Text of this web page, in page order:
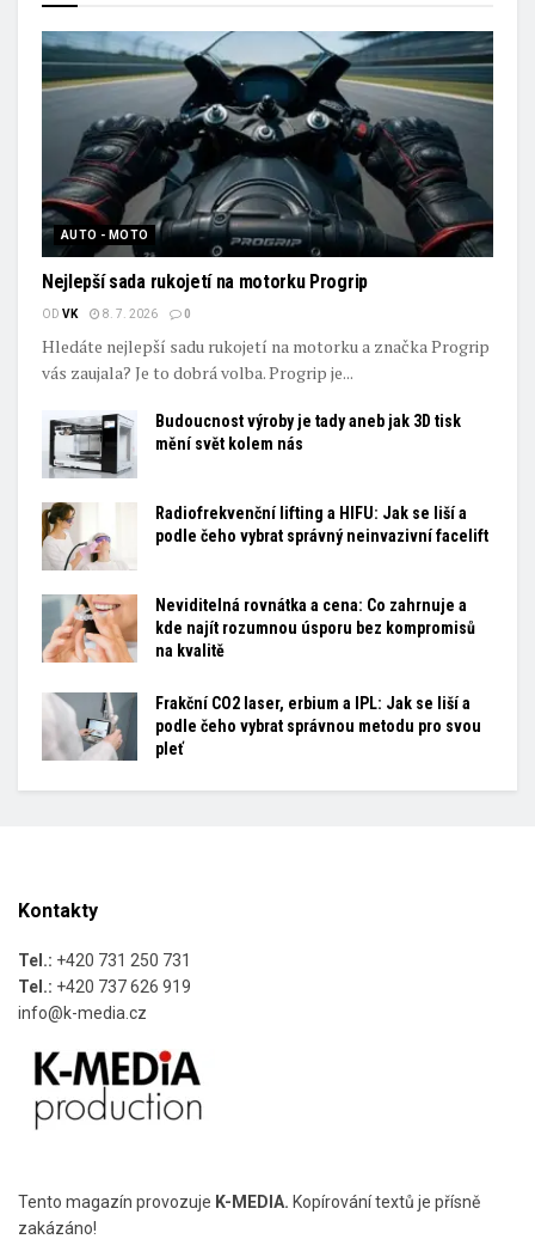
AUTO - MOTO
Nejlepší sada rukojetí na motorku Progrip
OD VK 8. 7. 2026 0
Hledáte nejlepší sadu rukojetí na motorku a značka Progrip
vás zaujala? Je to dobrá volba. Progrip je...
Budoucnost výroby je tady aneb jak 3D tisk
mění svět kolem nás
Radiofrekvenční lifting a HIFU: Jak se liší a
podle čeho vybrat správný neinvazivní facelift
Neviditelná rovnátka a cena: Co zahrnuje a
kde najít rozumnou úsporu bez kompromisů
na kvalitě
Frakční CO2 laser, erbium a IPL: Jak se liší a
podle čeho vybrat správnou metodu pro svou
pleť
Kontakty
Tel.: +420 731 250 731
Tel.: +420 737 626 919
info@k-media.cz
Tento magazín provozuje K-MEDIA. Kopírování textů je přísně
zakázáno!